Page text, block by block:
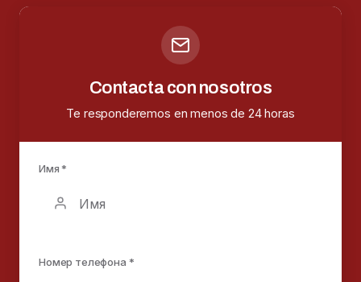
Contacta con nosotros
Te responderemos en menos de 24 horas
Имя *
Номер телефона *